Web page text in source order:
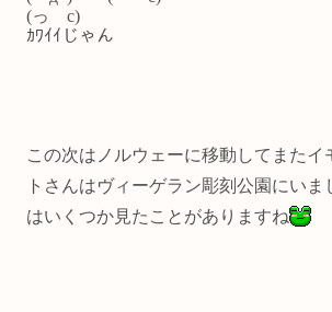
(っ c)
ｶﾜｲｲじゃん
この次はノルウェーに移動してまたイ
トさんはヴィーゲラン彫刻公園にいま
はいくつか見たことがありますね